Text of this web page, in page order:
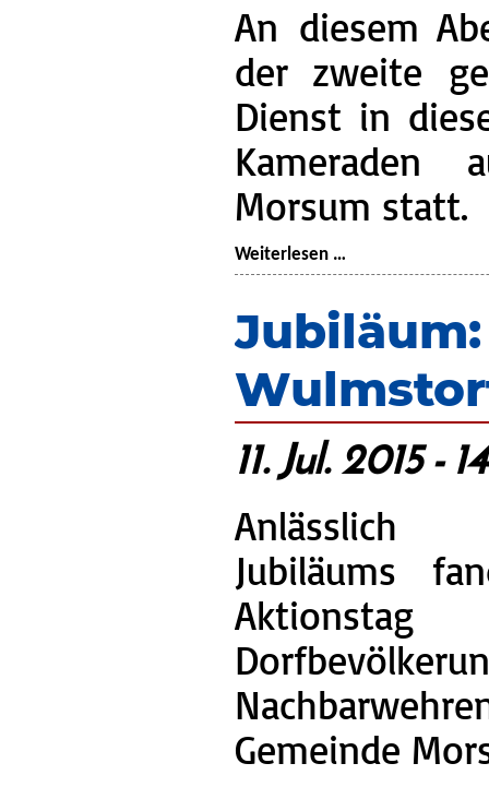
An diesem
der zweite
Dienst in
Kameraden
Morsum statt.
Weiterlesen …
Dienst
MoBeWu:
Wulmstorf
11. Jul. 2015 -
Anlässlich
Jubiläums
Gemeinde